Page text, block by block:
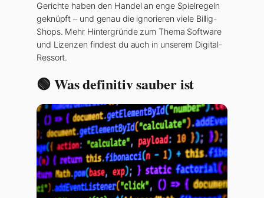
Gerichte haben den Handel an enge Spielregeln
geknüpft – und genau die ignorieren viele Billig-
Shops. Mehr Hintergründe zum Thema Software
und Lizenzen findest du auch in unserem Digital-
Ressort.
🟢 Was definitiv sauber ist